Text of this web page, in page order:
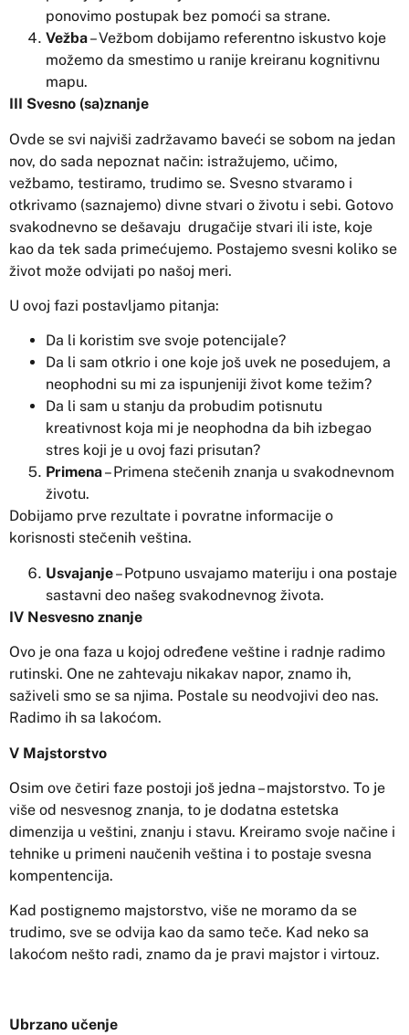
ponovimo postupak bez pomoći sa strane.
Vežba– Vežbom dobijamo referentno iskustvo koje
možemo da smestimo u ranije kreiranu kognitivnu
mapu.
III Svesno (sa)znanje
Ovde se svi najviši zadržavamo baveći se sobom na jedan
nov, do sada nepoznat način: istražujemo, učimo,
vežbamo, testiramo, trudimo se. Svesno stvaramo i
otkrivamo (saznajemo) divne stvari o životu i sebi. Gotovo
svakodnevno se dešavaju drugačije stvari ili iste, koje
kao da tek sada primećujemo. Postajemo svesni koliko se
život može odvijati po našoj meri.
U ovoj fazi postavljamo pitanja:
Da li koristim sve svoje potencijale?
Da li sam otkrio i one koje još uvek ne posedujem, a
neophodni su mi za ispunjeniji život kome težim?
Da li sam u stanju da probudim potisnutu
kreativnost koja mi je neophodna da bih izbegao
stres koji je u ovoj fazi prisutan?
Primena– Primena stečenih znanja u svakodnevnom
životu.
Dobijamo prve rezultate i povratne informacije o
korisnosti stečenih veština.
Usvajanje– Potpuno usvajamo materiju i ona postaje
sastavni deo našeg svakodnevnog života.
IV Nesvesno znanje
Ovo je ona faza u kojoj određene veštine i radnje radimo
rutinski. One ne zahtevaju nikakav napor, znamo ih,
saživeli smo se sa njima. Postale su neodvojivi deo nas.
Radimo ih sa lakoćom.
V Majstorstvo
Osim ove četiri faze postoji još jedna – majstorstvo. To je
više od nesvesnog znanja, to je dodatna estetska
dimenzija u veštini, znanju i stavu. Kreiramo svoje načine i
tehnike u primeni naučenih veština i to postaje svesna
kompentencija.
Kad postignemo majstorstvo, više ne moramo da se
trudimo, sve se odvija kao da samo teče. Kad neko sa
lakoćom nešto radi, znamo da je pravi majstor i virtouz.
Ubrzano učenje